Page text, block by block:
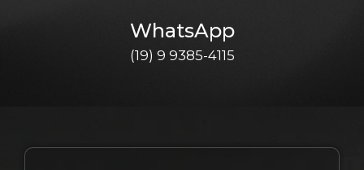
WhatsApp
(19) 9 9385-4115